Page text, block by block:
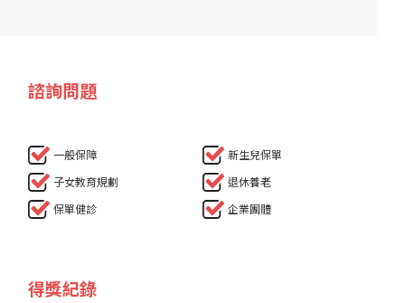
諮詢問題
一般保障
新生兒保單
子女教育規劃
退休養老
保單健診
企業團體
得獎紀錄